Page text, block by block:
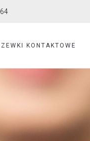
KONTAKTOWE